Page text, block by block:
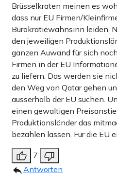
Brüsselkraten meinen es
dass nur EU Firmen/
Bürokratiewahnsinn leiden.
den jeweiligen
ganzen Auwand für sich
Firmen in der EU
zu liefern. Das werden sie
den Weg von Qatar gehen
ausserhalb der EU suchen.
einen gewaltigen
Produktionsländer das
bezahlen lassen. Für die EU
7
Antworten